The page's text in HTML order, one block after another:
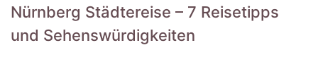
Nürnberg Städtereise – 7 Reisetipps
und Sehenswürdigkeiten